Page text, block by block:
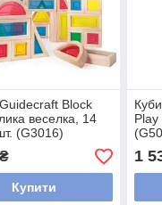
Block
веселка, 14
(G3016)
Купити
Play
1